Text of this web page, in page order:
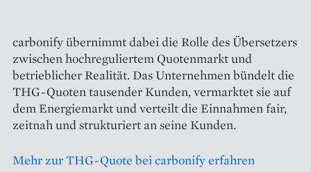
carbonify übernimmt dabei die Rolle des Übersetzers
zwischen hochreguliertem Quotenmarkt und
betrieblicher Realität. Das Unternehmen bündelt die
THG-Quoten tausender Kunden, vermarktet sie auf
dem Energiemarkt und verteilt die Einnahmen fair,
zeitnah und strukturiert an seine Kunden.
Mehr zur THG-Quote bei carbonify erfahren